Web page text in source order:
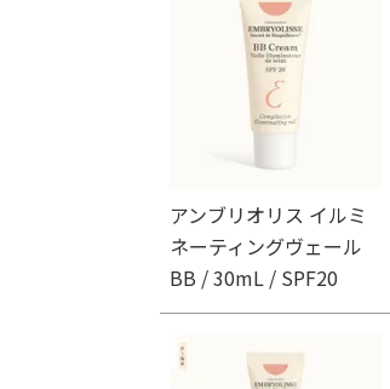
アンブリオリス イルミ
ネーティングヴェール
BB / 30mL / SPF20